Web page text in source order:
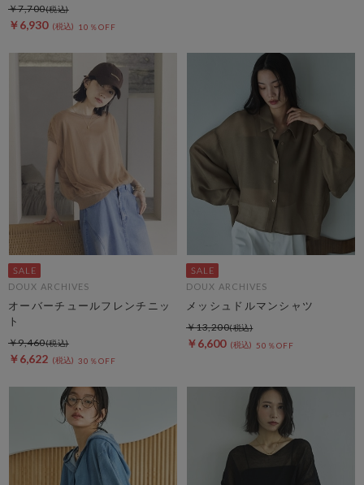
￥6,930 10％OFF
￥7,700
DOUX ARCHIVES
オーバーチュールフレンチニッ
ト
￥6,622 30％OFF
￥9,460
DOUX ARCHIVES
メッシュドルマンシャツ
￥6,600 50％OFF
￥13,200